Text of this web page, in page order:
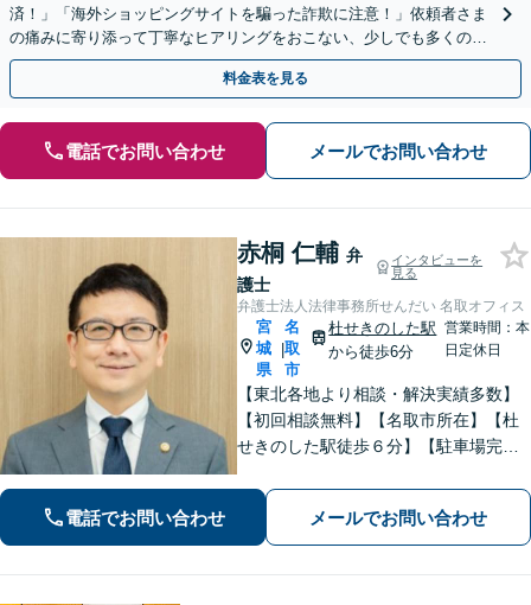
済！」「海外ショッピングサイトを騙った詐欺に注意！」依頼者さま
の痛みに寄り添って丁寧なヒアリングをおこない、少しでも多くの返
金が得られるよう尽力します！
料金表を見る
電話でお問い合わせ メールでお問い合わせ
赤桐 仁輔 弁
護士
インタビューを
見る
弁護士法人法律事務所せんだい 名取オフィス
宮
城
県
|
名
取
市
杜せきのした駅
から徒歩6分
営業時間：本
日定休日
【東北各地より相談・解決実績多数】
【初回相談無料】【名取市所在】【杜
せきのした駅徒歩６分】【駐車場完
日でも早く取り除き、穏やかな日常を
取り戻せるよう尽力いたします。【完
全個室・防音】【プライバシー配慮】
電話でお問い合わせ メールでお問い合わせ